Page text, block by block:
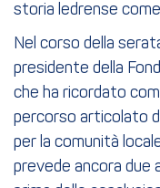
storia ledrense
Nel corso della
presidente della
che ha ricordato
percorso articolato
per la comunità
prevede ancora due